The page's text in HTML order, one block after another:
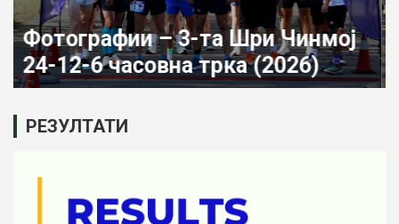
Фотографии – 27-ми Шри
Чинмој маратон (2026)
РЕЗУЛТАТИ